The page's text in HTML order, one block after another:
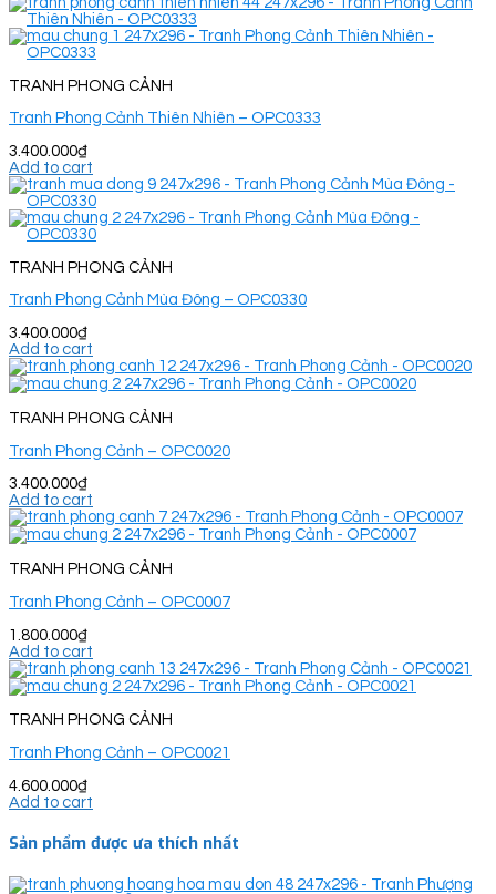
TRANH PHONG CẢNH
Tranh Phong Cảnh Thiên Nhiên – OPC0333
3.400.000₫
Add to cart
TRANH PHONG CẢNH
Tranh Phong Cảnh Mùa Đông – OPC0330
3.400.000₫
Add to cart
TRANH PHONG CẢNH
Tranh Phong Cảnh – OPC0020
3.400.000₫
Add to cart
TRANH PHONG CẢNH
Tranh Phong Cảnh – OPC0007
1.800.000₫
Add to cart
TRANH PHONG CẢNH
Tranh Phong Cảnh – OPC0021
4.600.000₫
Add to cart
Sản phẩm được ưa thích nhất